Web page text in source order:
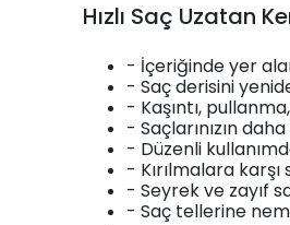
Hızlı Saç Uzatan
- İçeriğinde yer
- Saç derisini
- Kaşıntı,
- Saçlarınızın
- Düzenli
- Kırılmalara karşı
- Seyrek ve zayıf
- Saç tellerine